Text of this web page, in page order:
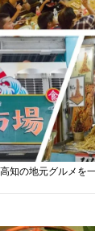
知の地元グルメを